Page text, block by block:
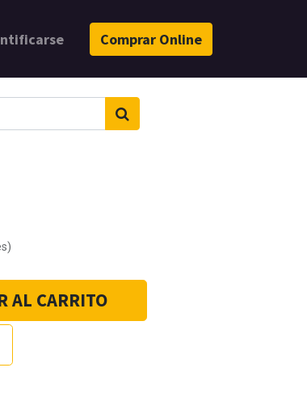
Comprar Online
)
AL CARRITO